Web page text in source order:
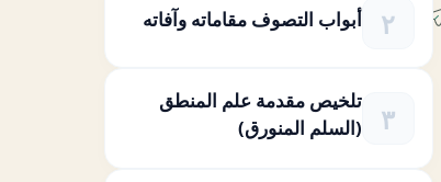
أبواب التصوف مقاماته وآفاته
تلخيص مقدمة علم المنطق
(السلم المنورق)